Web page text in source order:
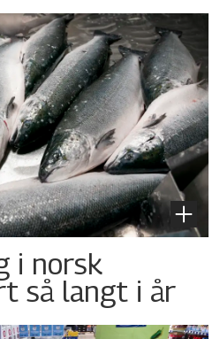
i norsk
så langt i år